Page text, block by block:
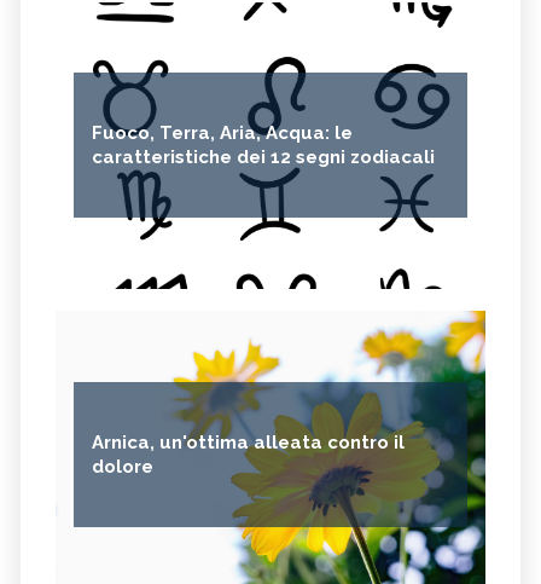
Fuoco, Terra, Aria, Acqua: le
caratteristiche dei 12 segni zodiacali
Arnica, un'ottima alleata contro il
dolore